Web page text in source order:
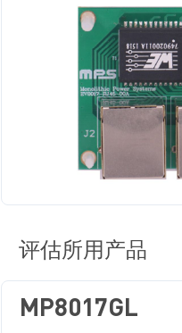
评估所用产品
MP8017GL